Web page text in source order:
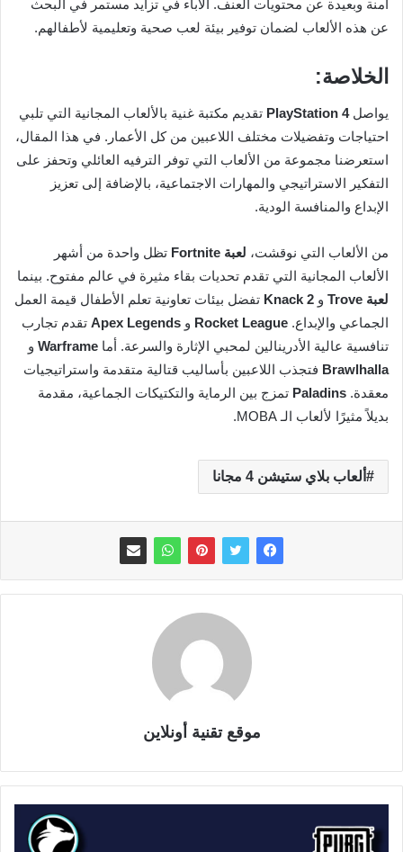
آمنة وبعيدة عن محتويات العنف. الآباء في تزايد مستمر في البحث
عن هذه الألعاب لضمان توفير بيئة لعب صحية وتعليمية لأطفالهم.
الخلاصة:
يواصلPlayStation 4 تقديم مكتبة غنية بالألعاب المجانية التي تلبي
احتياجات وتفضيلات مختلف اللاعبين من كل الأعمار. في هذا المقال،
استعرضنا مجموعة من الألعاب التي توفر الترفيه العائلي وتحفز على
التفكير الاستراتيجي والمهارات الاجتماعية، بالإضافة إلى تعزيز
الإبداع والمنافسة الودية.
من الألعاب التي نوقشت، لعبة Fortnite
تظل واحدة من أشهر
الألعاب المجانية التي تقدم تحديات بقاء مثيرة في عالم مفتوح. بينما
لعبة Trove
و Knack 2 تفضل بيئات تعاونية تعلم الأطفال قيمة العمل
الجماعي والإبداع. Rocket League و Apex Legends تقدم تجارب
تنافسية عالية الأدرينالين لمحبي الإثارة والسرعة. أما Warframe و
Brawlhalla فتجذب اللاعبين بأساليب قتالية متقدمة واستراتيجيات
معقدة. Paladins تمزج بين الرماية والتكتيكات الجماعية، مقدمة
بديلاً مثيرًا لألعاب الـ MOBA.
ألعاب بلاي ستيشن 4 مجانا
موقع تقنية أونلاين